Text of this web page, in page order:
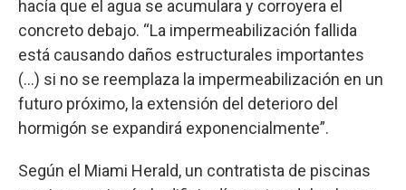
hacía que el agua se acumulara y corroyera el
concreto debajo. “La impermeabilización fallida
está causando daños estructurales importantes
(...) si no se reemplaza la impermeabilización en un
futuro próximo, la extensión del deterioro del
hormigón se expandirá exponencialmente”.
Según el Miami Herald, un contratista de piscinas